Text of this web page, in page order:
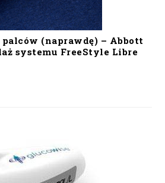
(naprawdę) – Abbott
systemu FreeStyle Libre